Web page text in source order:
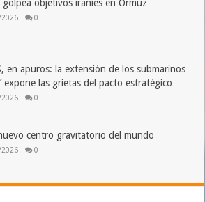
golpea objetivos iraníes en Ormuz
0
en apuros: la extensión de los submarinos
expone las grietas del pacto estratégico
0
centro gravitatorio del mundo
0